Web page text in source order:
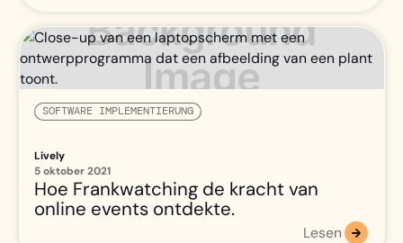
SOFTWARE IMPLEMENTIERUNG
Lively
5 oktober 2021
Hoe Frankwatching de kracht van
online events ontdekte.
Lesen